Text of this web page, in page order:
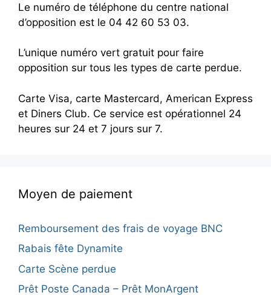
Le numéro de téléphone du centre national
d’opposition est le 04 42 60 53 03.
L’unique numéro vert gratuit pour faire
opposition sur tous les types de carte perdue.
Carte Visa, carte Mastercard, American Express
et Diners Club. Ce service est opérationnel 24
heures sur 24 et 7 jours sur 7.
Moyen de paiement
Remboursement des frais de voyage BNC
Rabais fête Dynamite
Carte Scène perdue
Prêt Poste Canada – Prêt MonArgent